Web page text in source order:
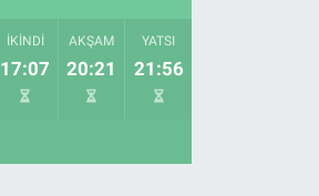
İKINDI
17:07
AKŞAM
20:21
YATSI
21:56